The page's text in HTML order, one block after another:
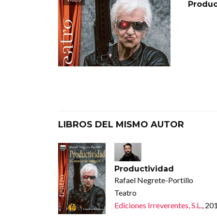
LIBROS DEL MISMO AUTOR
Productividad
Rafael Negrete-Portillo
Teatro
Ediciones Irreverentes, S.L.,